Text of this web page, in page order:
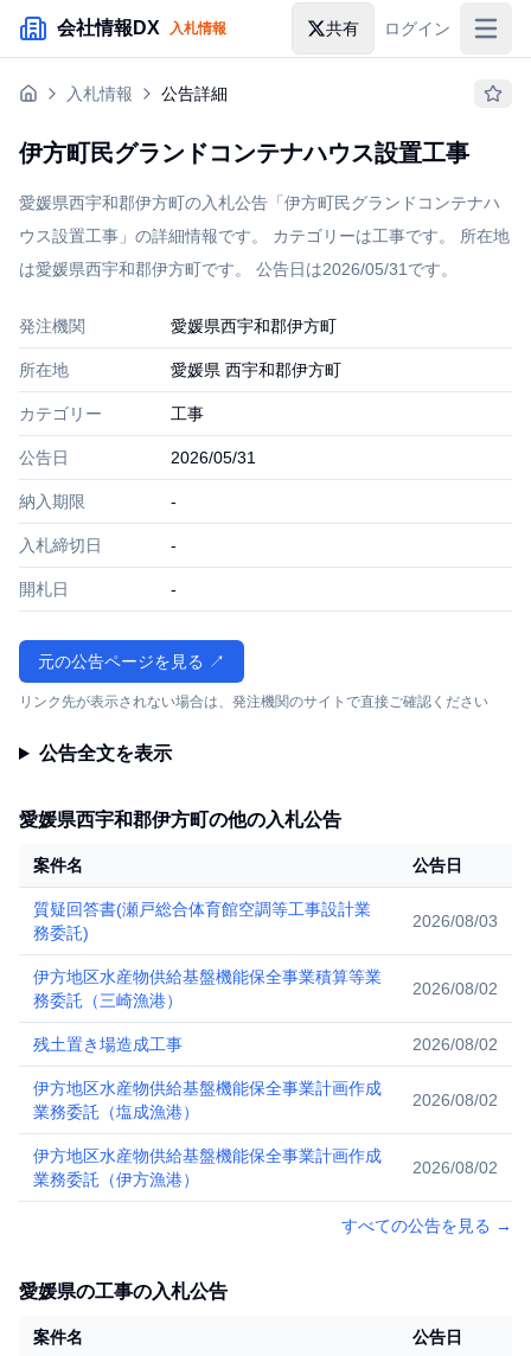
メインコンテンツにスキップ
会社情報DX 入札情報 共有 ログイン
入札情報
企業検索
入札情報 公告詳細
伊方町民グランドコンテナハウス設置工事
愛媛県西宇和郡伊方町の入札公告「伊方町民グランドコンテナハ
ウス設置工事」の詳細情報です。 カテゴリーは工事です。 所在地
は愛媛県西宇和郡伊方町です。 公告日は2026/05/31です。
発注機関 愛媛県西宇和郡伊方町
所在地 愛媛県 西宇和郡伊方町
カテゴリー 工事
公告日 2026/05/31
納入期限 -
入札締切日 -
開札日 -
元の公告ページを見る ↗
リンク先が表示されない場合は、発注機関のサイトで直接ご確認ください
公告全文を表示
愛媛県西宇和郡伊方町の他の入札公告
案件名 公告日
質疑回答書(瀬戸総合体育館空調等工事設計業
務委託)
2026/08/03
伊方地区水産物供給基盤機能保全事業積算等業
務委託（三崎漁港）
2026/08/02
残土置き場造成工事 2026/08/02
伊方地区水産物供給基盤機能保全事業計画作成
業務委託（塩成漁港）
2026/08/02
伊方地区水産物供給基盤機能保全事業計画作成
業務委託（伊方漁港）
2026/08/02
すべての公告を見る →
愛媛県の工事の入札公告
案件名 公告日